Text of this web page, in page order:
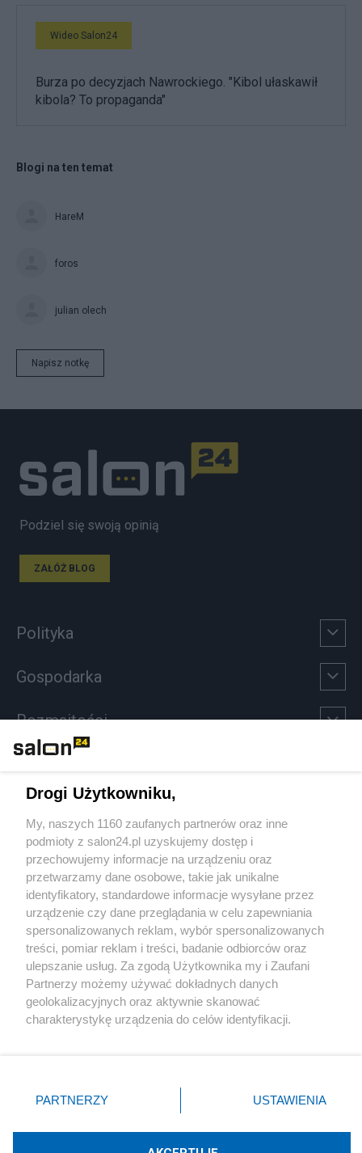
Wideo Salon24
Burza po decyzjach Nawrockiego. "Kibol ułaskawił
kibola? To propaganda"
Blogi na ten temat
HareM
foros
julian olech
Napisz notkę
Podziel się swoją opinią
ZAŁÓŻ BLOG
Polityka
Gospodarka
Rozmaitości
Sport
Społeczeństwo
Kultura
X Facebook Instagram Youtube
Drogi Użytkowniku,
My, naszych 1160 zaufanych partnerów oraz inne
podmioty z salon24.pl uzyskujemy dostęp i
przechowujemy informacje na urządzeniu oraz
przetwarzamy dane osobowe, takie jak unikalne
identyfikatory, standardowe informacje wysyłane przez
urządzenie czy dane przeglądania w celu zapewniania
spersonalizowanych reklam, wybór spersonalizowanych
treści, pomiar reklam i treści, badanie odbiorców oraz
ulepszanie usług. Za zgodą Użytkownika my i Zaufani
Partnerzy możemy używać dokładnych danych
geolokalizacyjnych oraz aktywnie skanować
charakterystykę urządzenia do celów identyfikacji.
zmienić/wycofać klikając przycisk ustawień prywatności
znajdujący się w lewym dolnym rogu strony
rodzaje przetwarzania danych nie wymagają zgody
użytkownika, ale masz prawo sprzeciwić się takiemu
PARTNERZY USTAWIENIA